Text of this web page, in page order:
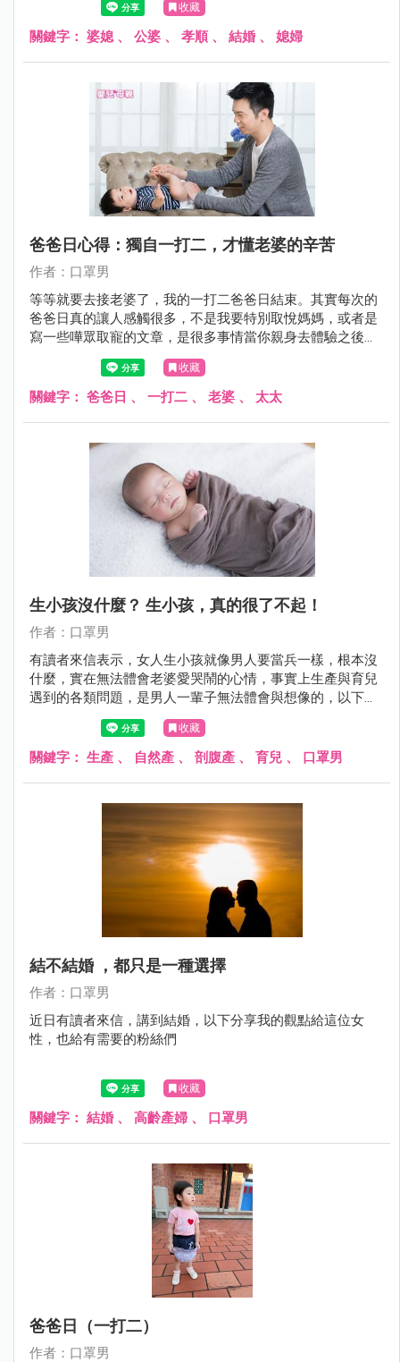
順便，並不是必要。
收藏
關鍵字： 婆媳 、 公婆 、 孝順 、 結婚 、 媳婦
爸爸日心得：獨自一打二，才懂老婆的辛苦
作者：口罩男
等等就要去接老婆了，我的一打二爸爸日結束。其實每次的
爸爸日真的讓人感觸很多，不是我要特別取悅媽媽，或者是
寫一些嘩眾取寵的文章，是很多事情當你親身去體驗之後，
你就會發現，真的沒有想像中那麼簡單，尤其是在照顧小孩
收藏
關鍵字： 爸爸日 、 一打二 、 老婆 、 太太
生小孩沒什麼？ 生小孩，真的很了不起！
作者：口罩男
有讀者來信表示，女人生小孩就像男人要當兵一樣，根本沒
什麼，實在無法體會老婆愛哭鬧的心情，事實上生產與育兒
遇到的各類問題，是男人一輩子無法體會與想像的，以下分
享我的想法。
收藏
關鍵字： 生產 、 自然產 、 剖腹產 、 育兒 、 口罩男
結不結婚 ，都只是一種選擇
作者：口罩男
近日有讀者來信，講到結婚，以下分享我的觀點給這位女
性，也給有需要的粉絲們
收藏
關鍵字： 結婚 、 高齡產婦 、 口罩男
爸爸日（一打二）
作者：口罩男